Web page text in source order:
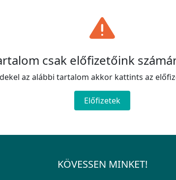
csak előfizetőink
az alábbi tartalom akkor kattints az
Előfizetek
KÖVESSEN MINKET!